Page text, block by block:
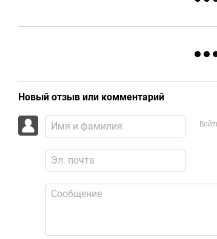
Новый отзыв или комментарий